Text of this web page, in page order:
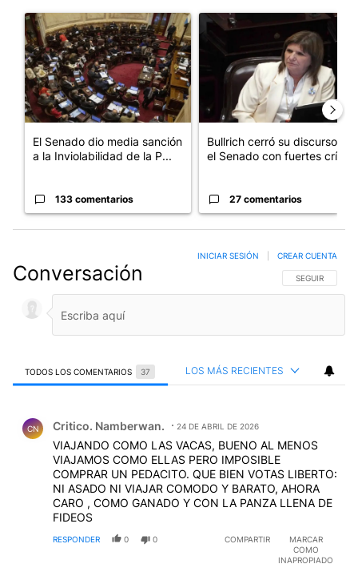
Un artículo de tendencia con el título "El Senado dio media
El Senado dio media sanción
a la Inviolabilidad de la P...
133 comentarios
Un artículo de tendencia
Bullrich cerró su discurso en
el Senado con fuertes crí...
27 comentarios
Conversación SIGA ESTA
SEGUIR
INICIAR SESIÓN CREAR CUENTA
TODOS LOS COMENTARIOS 37 LOS MÁS RECIENTES
CN Critico. Namberwan. 24 DE ABRIL DE 2026
VIAJANDO COMO LAS VACAS, BUENO AL MENOS
VIAJAMOS COMO ELLAS PERO IMPOSIBLE
COMPRAR UN PEDACITO. QUE BIEN VOTAS LIBERTO:
NI ASADO NI VIAJAR COMODO Y BARATO, AHORA
CARO , COMO GANADO Y CON LA PANZA LLENA DE
FIDEOS
RESPONDER 0 0 COMPARTIR
MARCAR
COMO
INAPROPIADO